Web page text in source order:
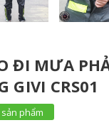
ĐI MƯA
GIVI CRS01
phẩm